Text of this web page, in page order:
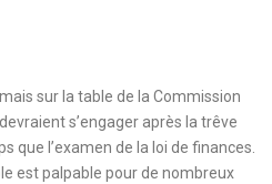
sur la table de la Commission
s’engager après la trêve
que l’examen de la loi de finances.
est palpable pour de nombreux